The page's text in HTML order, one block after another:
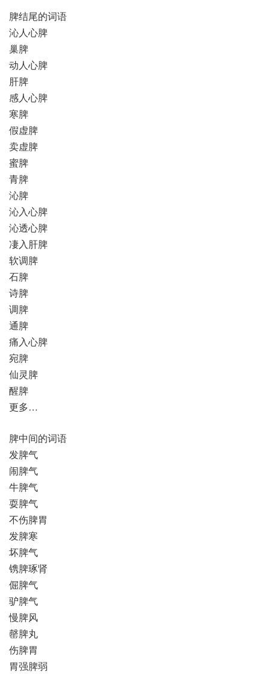
脾结尾的词语
沁人心脾
巢脾
动人心脾
肝脾
感人心脾
寒脾
假虚脾
卖虚脾
蜜脾
青脾
沁脾
沁入心脾
沁透心脾
凄入肝脾
软调脾
石脾
诗脾
调脾
通脾
痛入心脾
宛脾
仙灵脾
醒脾
更多…
脾中间的词语
发脾气
闹脾气
牛脾气
耍脾气
不伤脾胃
发脾寒
坏脾气
镌脾琢肾
倔脾气
驴脾气
慢脾风
罄脾丸
伤脾胃
胃强脾弱